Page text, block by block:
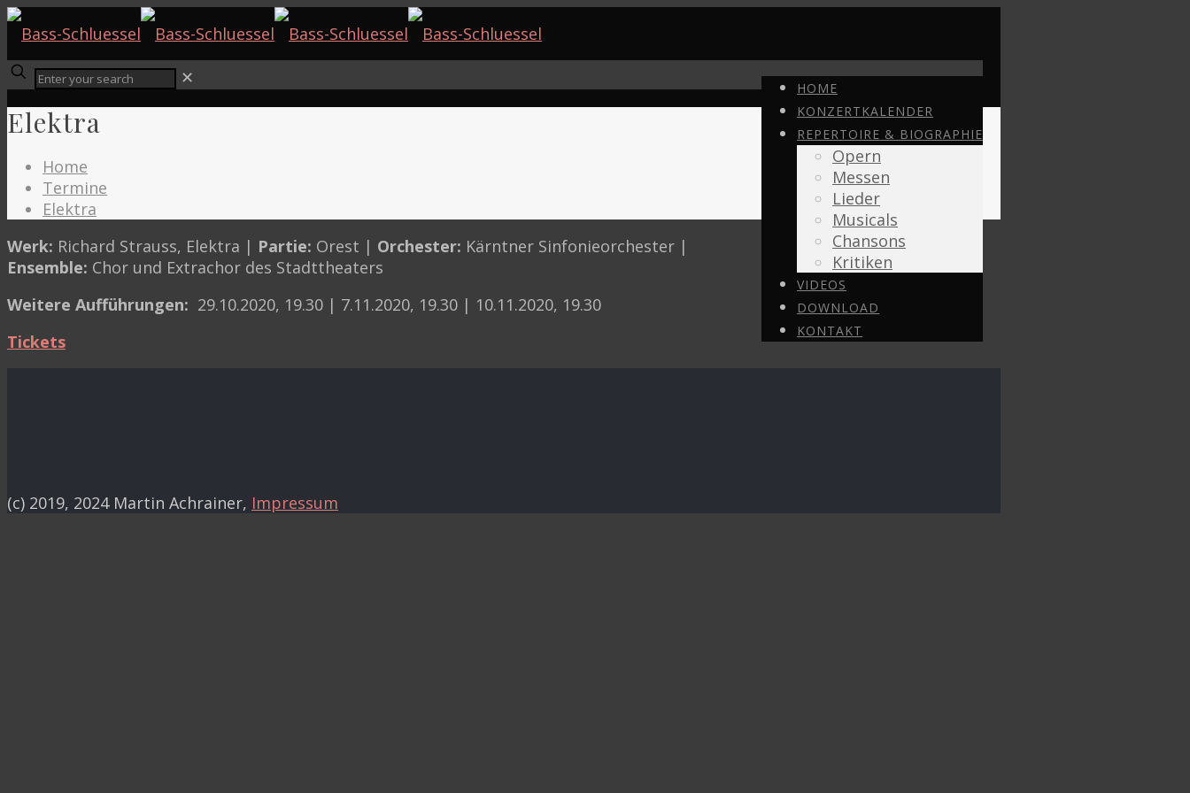
HOME
KONZERTKALENDER
REPERTOIRE & BIOGRAPHIE
Opern
Messen
Lieder
Musicals
Chansons
Kritiken
VIDEOS
DOWNLOAD
KONTAKT
✕
Elektra
Home
Termine
Elektra
Werk: Richard Strauss, Elektra | Partie: Orest | Orchester: Kärntner Sinfonieorchester |
Ensemble: Chor und Extrachor des Stadttheaters
Weitere Aufführungen: 29.10.2020, 19.30 | 7.11.2020, 19.30 | 10.11.2020, 19.30
Tickets
(c) 2019, 2024 Martin Achrainer, Impressum